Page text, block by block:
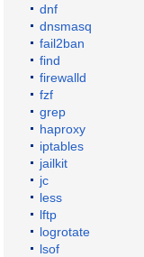
dnf
dnsmasq
fail2ban
find
firewalld
fzf
grep
haproxy
iptables
jailkit
jc
less
lftp
logrotate
lsof